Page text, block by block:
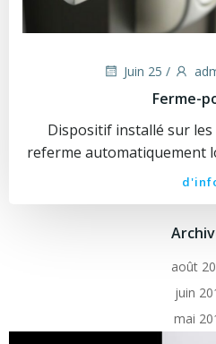
Juin 25 /
Ferme-
Dispositif installé sur les
referme automatiquement
août
juin
mai